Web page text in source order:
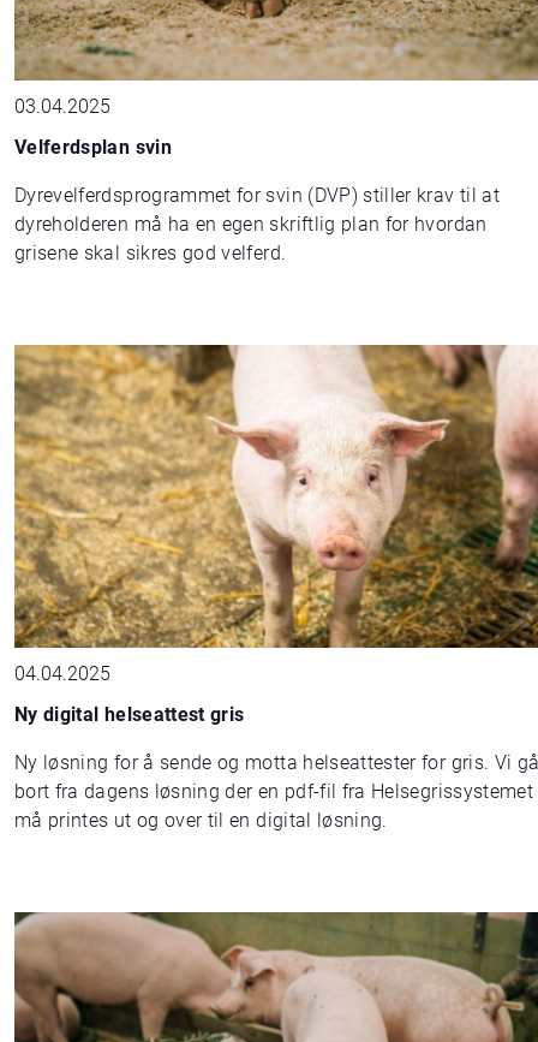
03.04.2025
Velferdsplan svin
Dyrevelferdsprogrammet for svin (DVP) stiller krav til at
dyreholderen må ha en egen skriftlig plan for hvordan
grisene skal sikres god velferd.
04.04.2025
Ny digital helseattest gris
Ny løsning for å sende og motta helseattester for gris. Vi
bort fra dagens løsning der en pdf-fil fra Helsegrissystemet
må printes ut og over til en digital løsning.